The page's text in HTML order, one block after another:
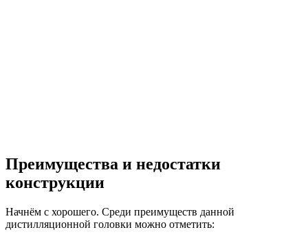
Преимущества и недостатки
конструкции
Начнём с хорошего. Среди преимуществ данной
дистилляционной головки можно отметить: